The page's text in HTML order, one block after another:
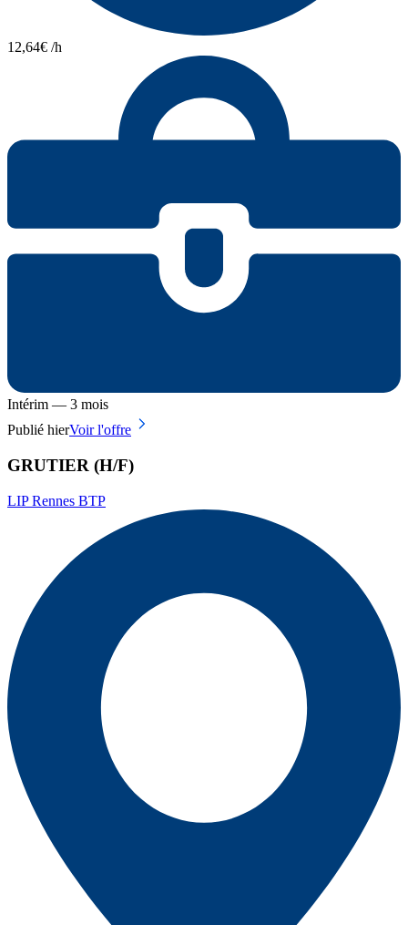
12,64€ /h
Intérim — 3 mois
Publié hierVoir l'offre
GRUTIER (H/F)
LIP Rennes BTP